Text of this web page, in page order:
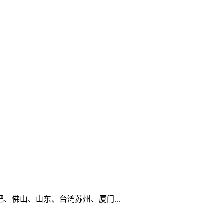
佛山、山东、台湾苏州、厦门...